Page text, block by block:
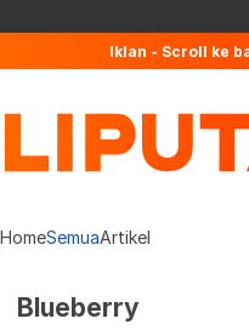
Iklan - Scroll ke
HomeSemuaArtikel
Blueberry